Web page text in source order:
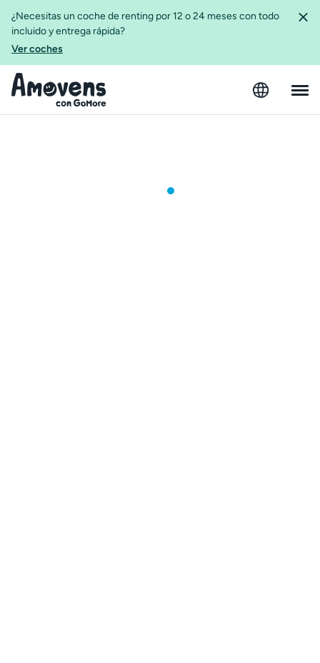
¿Necesitas un coche de renting por 12 o 24 meses con todo
incluido y entrega rápida?
Ver coches